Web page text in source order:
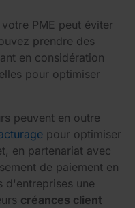
votre PME peut éviter
prendre des
en considération
pour optimiser
peuvent en outre
pour optimiser
en partenariat avec
de paiement en
d'entreprises une
créances client